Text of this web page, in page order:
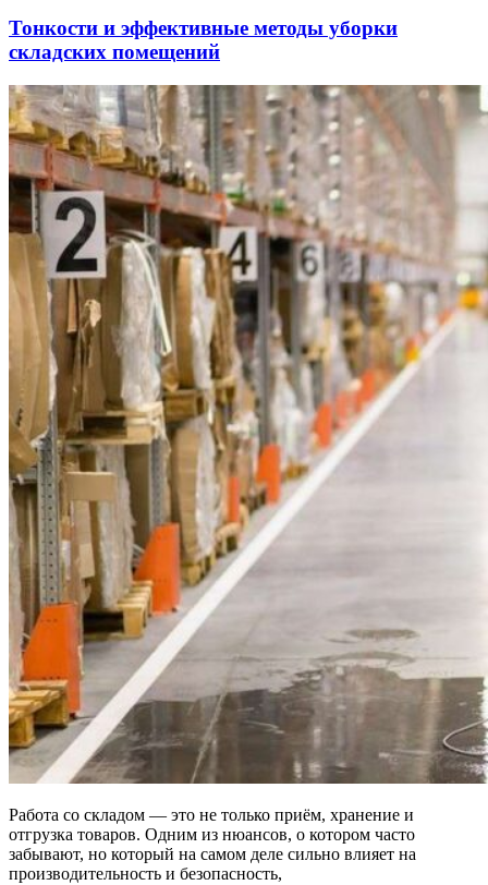
Тонкости и эффективные методы уборки
складских помещений
Работа со складом — это не только приём, хранение и
отгрузка товаров. Одним из нюансов, о котором часто
забывают, но который на самом деле сильно влияет на
производительность и безопасность,